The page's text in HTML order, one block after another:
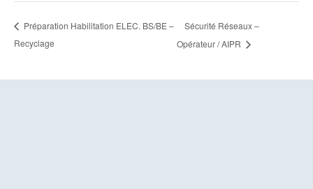
Préparation Habilitation ELEC. BS/BE –
Recyclage
Sécurité Réseaux –
Opérateur / AIPR